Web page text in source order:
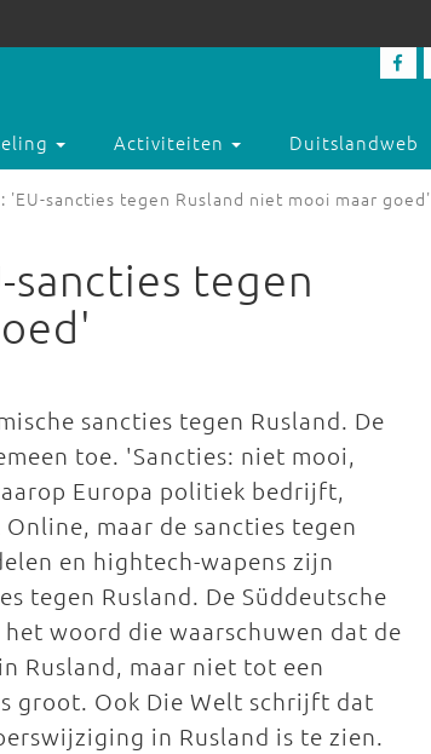
Activiteiten Duitslandweb
'EU-sancties tegen Rusland niet mooi maar goed'
sancties tegen
sancties tegen Rusland. De
toe. 'Sancties: niet mooi,
Europa politiek bedrijft,
maar de sancties tegen
en hightech-wapens zijn
tegen Rusland. De Süddeutsche
woord die waarschuwen dat de
Rusland, maar niet tot een
groot. Ook Die Welt schrijft dat
in Rusland is te zien.